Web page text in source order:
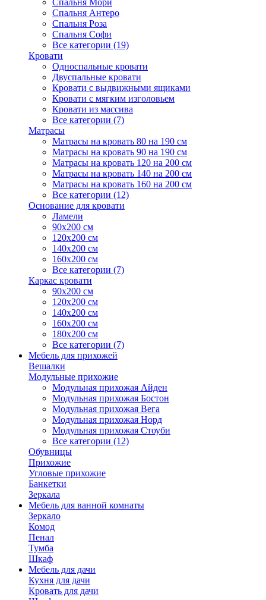
Спальня Мори
Спальня Антеро
Спальня Роза
Спальня Софи
Все категории (19)
Кровати
Односпальные кровати
Двуспальные кровати
Кровати с выдвижными ящиками
Кровати с мягким изголовьем
Кровати из массива
Все категории (7)
Матрасы
Матрасы на кровать 80 на 190 см
Матрасы на кровать 90 на 190 см
Матрасы на кровать 120 на 200 см
Матрасы на кровать 140 на 200 см
Матрасы на кровать 160 на 200 см
Все категории (12)
Основание для кровати
Ламели
90х200 см
120х200 см
140х200 см
160х200 см
Все категории (7)
Каркас кровати
90х200 см
120х200 см
140х200 см
160х200 см
180х200 см
Все категории (7)
Мебель для прихожей
Вешалки
Модульные прихожие
Модульная прихожая Айден
Модульная прихожая Бостон
Модульная прихожая Вега
Модульная прихожая Норд
Модульная прихожая Стоуби
Все категории (12)
Обувницы
Прихожие
Угловые прихожие
Банкетки
Зеркала
Мебель для ванной комнаты
Зеркало
Комод
Пенал
Тумба
Шкаф
Мебель для дачи
Кухня для дачи
Кровать для дачи